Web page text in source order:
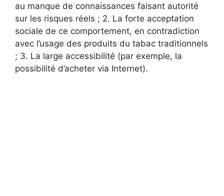
au manque de connaissances faisant autorité
sur les risques réels ; 2. La forte acceptation
sociale de ce comportement, en contradiction
avec l’usage des produits du tabac traditionnels
; 3. La large accessibilité (par exemple, la
possibilité d’acheter via Internet).